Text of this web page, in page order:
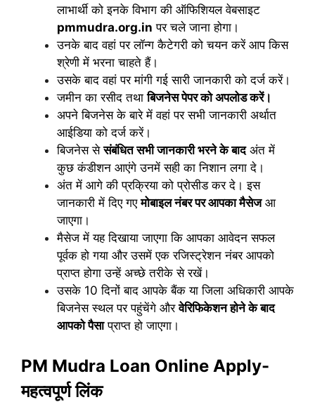
लाभार्थी को इनके विभाग की ऑफिशियल वेबसाइट
pmmudra.org.in पर चले जाना होगा।
उनके बाद वहां पर लॉन्ग कैटेगरी को चयन करें आप किस
श्रेणी में भरना चाहते हैं।
उसके बाद वहां पर मांगी गई सारी जानकारी को दर्ज करें।
जमीन का रसीद तथाबिजनेस पेपर को अपलोड करें।
अपने बिजनेस के बारे में वहां पर सभी जानकारी अर्थात
आईडिया को दर्ज करें।
बिजनेस सेसंबंधित सभी जानकारी भरने के बादअंत में
कुछ कंडीशन आएंगे उनमें सही का निशान लगा दे।
अंत में आगे की प्रक्रिया को प्रोसीड कर दे। इस
जानकारी में दिए गएमोबाइल नंबर पर आपका मैसेजआ
जाएगा।
मैसेज में यह दिखाया जाएगा कि आपका आवेदन सफल
पूर्वक हो गया और उसमें एक रजिस्ट्रेशन नंबर आपको
प्राप्त होगा उन्हें अच्छे तरीके से रखें।
उसके 10 दिनों बाद आपके बैंक या जिला अधिकारी आपके
बिजनेस स्थल पर पहुंचेंगे औरवेरिफिकेशन होने के बाद
आपको पैसाप्राप्त हो जाएगा।
PM Mudra Loan Online Apply-
महत्वपूर्ण लिंक